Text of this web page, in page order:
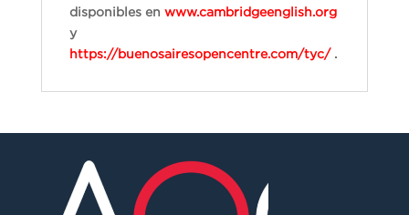
disponibles en www.cambridgeenglish.org
y
https://buenosairesopencentre.com/tyc/.